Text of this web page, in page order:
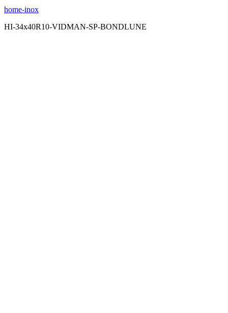
home-inox
HI-34x40R10-VIDMAN-SP-BONDLUNE